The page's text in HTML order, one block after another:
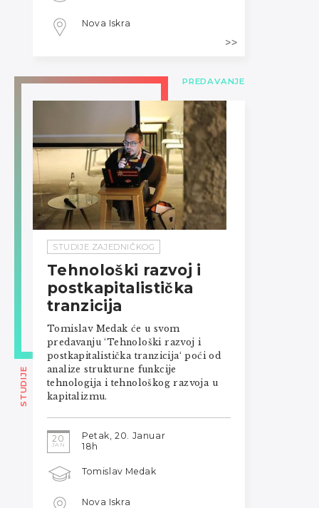
Nova Iskra
PREDAVANJE
STUDIJE
STUDIJE ZAJEDNIČKOG
Tehnološki razvoj i
postkapitalistička
tranzicija
Tomislav Medak će u svom
predavanju ‘Tehnološki razvoj i
postkapitalistička tranzicija‘ poći od
analize strukturne funkcije
tehnologija i tehnološkog razvoja u
kapitalizmu.
20
JAN
Petak, 20. Januar
18h
Tomislav Medak
Nova Iskra